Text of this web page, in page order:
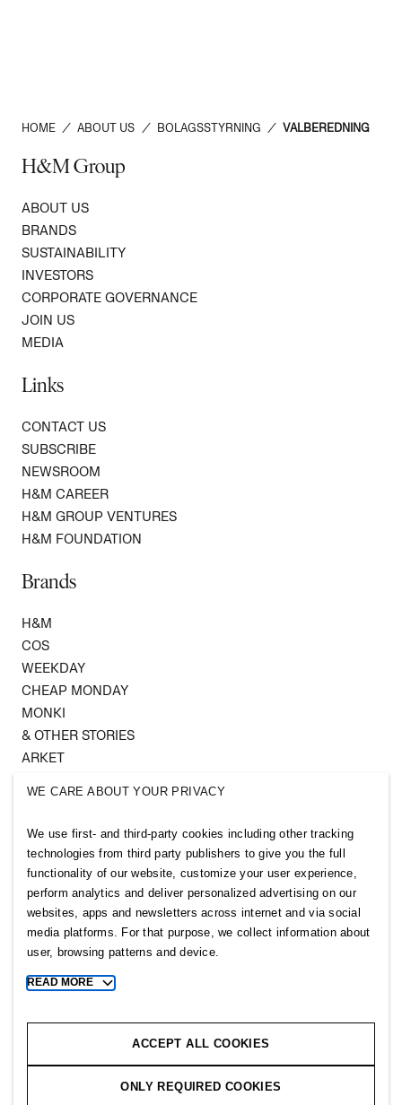
HOME / ABOUT US / BOLAGSSTYRNING / VALBEREDNING
H&M Group
ABOUT US
BRANDS
SUSTAINABILITY
INVESTORS
CORPORATE GOVERNANCE
JOIN US
MEDIA
Links
CONTACT US
SUBSCRIBE
NEWSROOM
H&M CAREER
H&M GROUP VENTURES
H&M FOUNDATION
Brands
H&M
COS
WEEKDAY
CHEAP MONDAY
MONKI
& OTHER STORIES
ARKET
Follow us
WE CARE ABOUT YOUR PRIVACY
We use first- and third-party cookies including other tracking
technologies from third party publishers to give you the full
functionality of our website, customize your user experience,
perform analytics and deliver personalized advertising on our
websites, apps and newsletters across internet and via social
media platforms. For that purpose, we collect information about
user, browsing patterns and device.
Toggle
cookie
READ MORE
ACCEPT ALL COOKIES
ONLY REQUIRED COOKIES